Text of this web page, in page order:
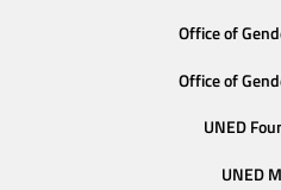
Office of
Office of
UNED
UNED